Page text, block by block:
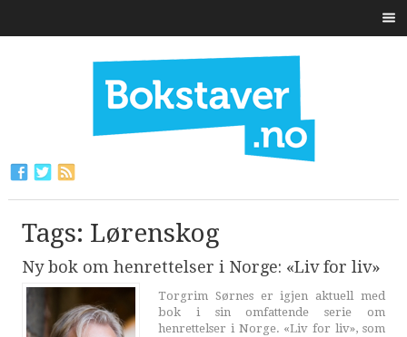
Tags: Lørenskog
Ny bok om henrettelser i Norge: «Liv for liv»
Torgrim Sørnes er igjen aktuell med
bok i sin omfattende serie om
henrettelser i Norge. «Liv for liv», som